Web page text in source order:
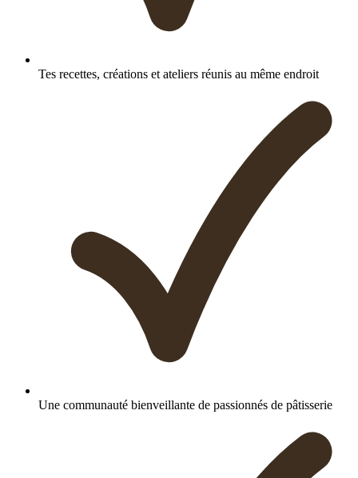
Tes recettes, créations et ateliers réunis au même endroit
Une communauté bienveillante de passionnés de pâtisserie